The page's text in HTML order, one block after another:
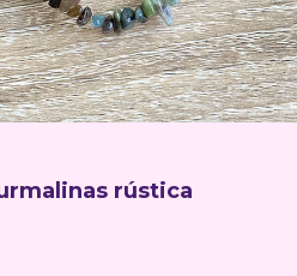
rústica